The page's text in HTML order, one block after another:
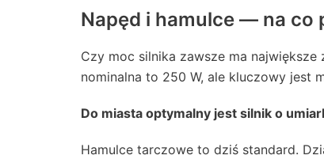
Napęd i hamulce — na co
Czy moc silnika zawsze ma
nominalna to 250 W, ale kluczowy jest
Do miasta optymalny jest silnik o
Hamulce tarczowe to dziś standard.